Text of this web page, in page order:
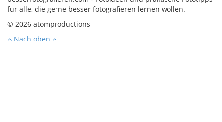
für alle, die gerne besser fotografieren lernen wollen.
© 2026 atomproductions
Nach oben